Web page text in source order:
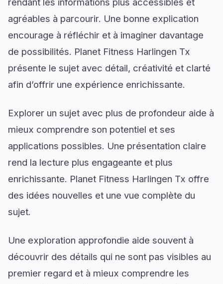
agréables à parcourir. Une bonne explication
encourage à réfléchir et à imaginer davantage
de possibilités. Planet Fitness Harlingen Tx
présente le sujet avec détail, créativité et clarté
afin d’offrir une expérience enrichissante.
Explorer un sujet avec plus de profondeur aide à
mieux comprendre son potentiel et ses
applications possibles. Une présentation claire
rend la lecture plus engageante et plus
enrichissante. Planet Fitness Harlingen Tx offre
des idées nouvelles et une vue complète du
sujet.
Une exploration approfondie aide souvent à
découvrir des détails qui ne sont pas visibles au
premier regard et à mieux comprendre les